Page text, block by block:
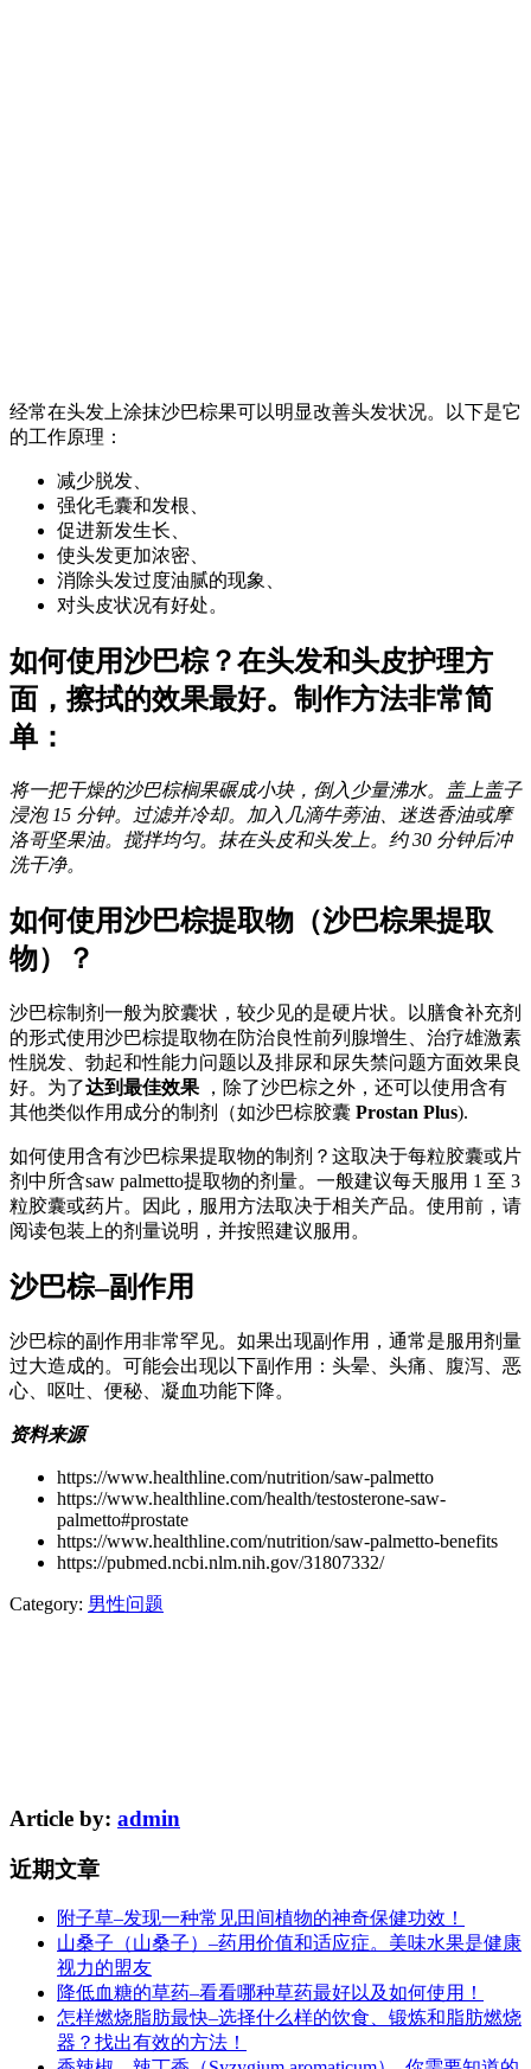
经常在头发上涂抹沙巴棕果可以明显改善头发状况。以下是它
的工作原理：
减少脱发、
强化毛囊和发根、
促进新发生长、
使头发更加浓密、
消除头发过度油腻的现象、
对头皮状况有好处。
如何使用沙巴棕？在头发和头皮护理方
面，擦拭的效果最好。制作方法非常简
单：
将一把干燥的沙巴棕榈果碾成小块，倒入少量沸水。盖上盖子
浸泡 15 分钟。过滤并冷却。加入几滴牛蒡油、迷迭香油或摩
洛哥坚果油。搅拌均匀。抹在头皮和头发上。约 30 分钟后冲
洗干净。
如何使用沙巴棕提取物（沙巴棕果提取
物）？
沙巴棕制剂一般为胶囊状，较少见的是硬片状。以膳食补充剂
的形式使用沙巴棕提取物在防治良性前列腺增生、治疗雄激素
性脱发、勃起和性能力问题以及排尿和尿失禁问题方面效果良
好。为了达到最佳效果
，除了沙巴棕之外，还可以使用含有
其他类似作用成分的制剂（如沙巴棕胶囊 Prostan Plus).
如何使用含有沙巴棕果提取物的制剂？这取决于每粒胶囊或片
剂中所含saw palmetto提取物的剂量。一般建议每天服用 1 至 3
粒胶囊或药片。因此，服用方法取决于相关产品。使用前，请
阅读包装上的剂量说明，并按照建议服用。
沙巴棕–副作用
沙巴棕的副作用非常罕见。如果出现副作用，通常是服用剂量
过大造成的。可能会出现以下副作用：头晕、头痛、腹泻、恶
心、呕吐、便秘、凝血功能下降。
资料来源
https://www.healthline.com/nutrition/saw-palmetto
https://www.healthline.com/health/testosterone-saw-
palmetto#prostate
https://www.healthline.com/nutrition/saw-palmetto-benefits
https://pubmed.ncbi.nlm.nih.gov/31807332/
Category: 男性问题
Article by: admin
近期文章
附子草–发现一种常见田间植物的神奇保健功效！
山桑子（山桑子）–药用价值和适应症。美味水果是健康
视力的盟友
降低血糖的草药–看看哪种草药最好以及如何使用！
怎样燃烧脂肪最快–选择什么样的饮食、锻炼和脂肪燃烧
器？找出有效的方法！